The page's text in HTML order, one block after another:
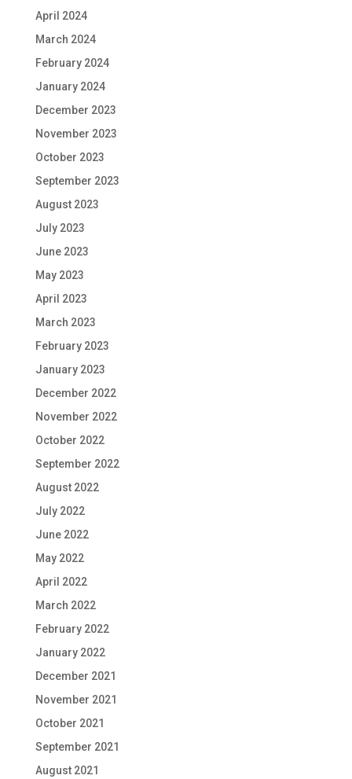
April 2024
March 2024
February 2024
January 2024
December 2023
November 2023
October 2023
September 2023
August 2023
July 2023
June 2023
May 2023
April 2023
March 2023
February 2023
January 2023
December 2022
November 2022
October 2022
September 2022
August 2022
July 2022
June 2022
May 2022
April 2022
March 2022
February 2022
January 2022
December 2021
November 2021
October 2021
September 2021
August 2021